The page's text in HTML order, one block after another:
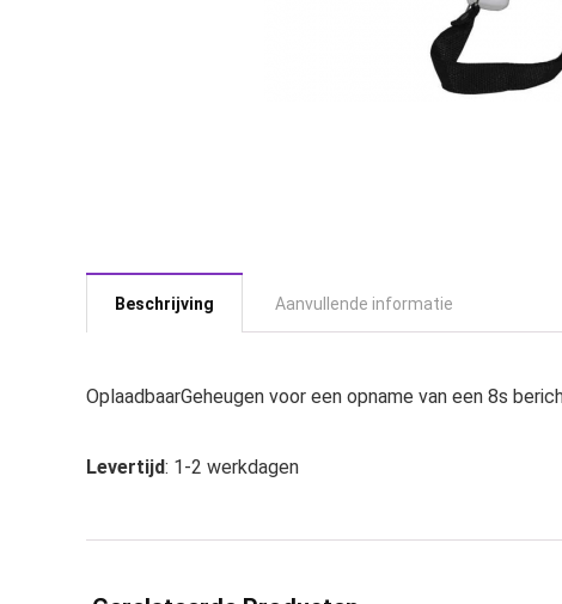
Beschrijving Aanvullende informatie
OplaadbaarGeheugen voor een opname van een 8s
Levertijd: 1-2 werkdagen